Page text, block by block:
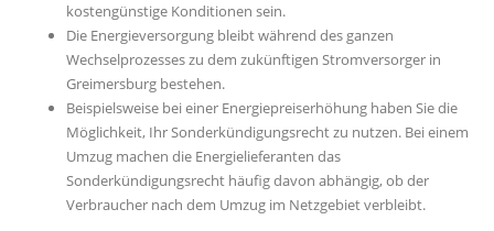
kostengünstige Konditionen sein.
Die Energieversorgung bleibt während des ganzen
Wechselprozesses zu dem zukünftigen Stromversorger in
Greimersburg bestehen.
Beispielsweise bei einer Energiepreiserhöhung haben Sie die
Möglichkeit, Ihr Sonderkündigungsrecht zu nutzen. Bei einem
Umzug machen die Energielieferanten das
Sonderkündigungsrecht häufig davon abhängig, ob der
Verbraucher nach dem Umzug im Netzgebiet verbleibt.